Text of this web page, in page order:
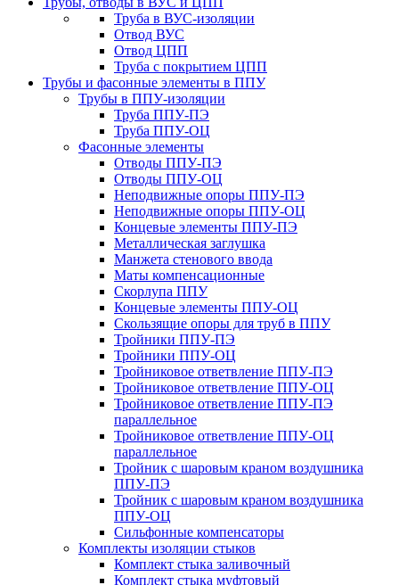
Труба в ВУС-изоляции
Отвод ВУС
Отвод ЦПП
Труба с покрытием ЦПП
Трубы и фасонные элементы в ППУ
Трубы в ППУ-изоляции
Труба ППУ-ПЭ
Труба ППУ-ОЦ
Фасонные элементы
Отводы ППУ-ПЭ
Отводы ППУ-ОЦ
Неподвижные опоры ППУ-ПЭ
Неподвижные опоры ППУ-ОЦ
Концевые элементы ППУ-ПЭ
Металлическая заглушка
Манжета стенового ввода
Маты компенсационные
Скорлупа ППУ
Концевые элементы ППУ-ОЦ
Скользящие опоры для труб в ППУ
Тройники ППУ-ПЭ
Тройники ППУ-ОЦ
Тройниковое ответвление ППУ-ПЭ
Тройниковое ответвление ППУ-ОЦ
Тройниковое ответвление ППУ-ПЭ
параллельное
Тройниковое ответвление ППУ-ОЦ
параллельное
Тройник с шаровым краном воздушника
ППУ-ПЭ
Тройник с шаровым краном воздушника
ППУ-ОЦ
Сильфонные компенсаторы
Комплекты изоляции стыков
Комплект стыка заливочный
Комплект стыка муфтовый